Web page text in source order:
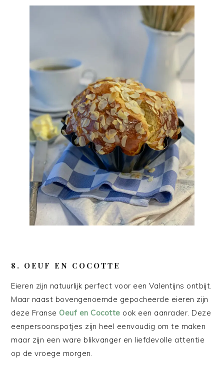
8. OEUF EN COCOTTE
Eieren zijn natuurlijk perfect voor een Valentijns ontbijt.
Maar naast bovengenoemde gepocheerde eieren zijn
deze FranseOeuf en Cocotte ook een aanrader. Deze
eenpersoonspotjes zijn heel eenvoudig om te maken
maar zijn een ware blikvanger en liefdevolle attentie
op de vroege morgen.